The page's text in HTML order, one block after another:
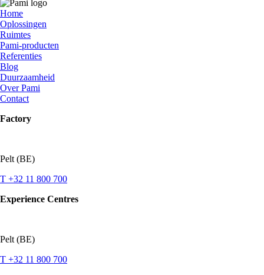
Home
Oplossingen
Ruimtes
Pami-producten
Referenties
Blog
Duurzaamheid
Over Pami
Contact
Factory
Pelt (BE)
T +32 11 800 700
Experience Centres
Pelt (BE)
T +32 11 800 700